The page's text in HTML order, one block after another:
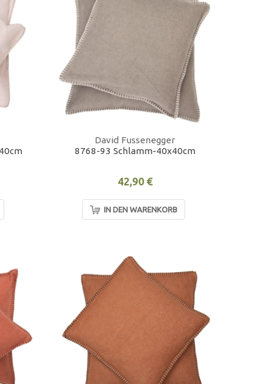
David Fussenegger
8768-93 Schlamm-40x40cm
42,90 €
IN DEN WARENKORB